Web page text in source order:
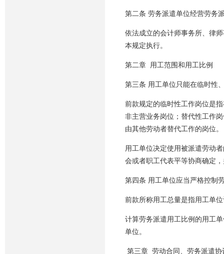
第二条 劳务派遣单位经营劳务
依法成立的会计师事务所、律
本规定执行。
第二章 用工范围和用工比例
第三条 用工单位只能在临时性
前款规定的临时性工作岗位是
非主营业务岗位；替代性工作
由其他劳动者替代工作的岗位。
用工单位决定使用被派遣劳动
会或者职工代表平等协商确定
第四条 用工单位应当严格控制
前款所称用工总量是指用工单
计算劳务派遣用工比例的用工
单位。
第三章 劳动合同、劳务派遣协